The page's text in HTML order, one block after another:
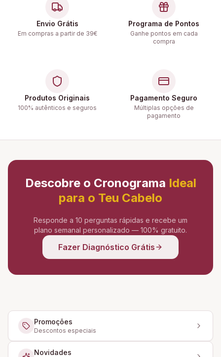
Envio Grátis
Em compras a partir de 39€
Programa de Pontos
Ganhe pontos em cada
compra
Produtos Originais
100% autênticos e seguros
Pagamento Seguro
Múltiplas opções de
pagamento
Descobre o Cronograma Ideal
para o Teu Cabelo
Responde a 10 perguntas rápidas e recebe um
plano semanal personalizado — 100% gratuito.
Fazer Diagnóstico Grátis
Promoções
Descontos especiais
Novidades